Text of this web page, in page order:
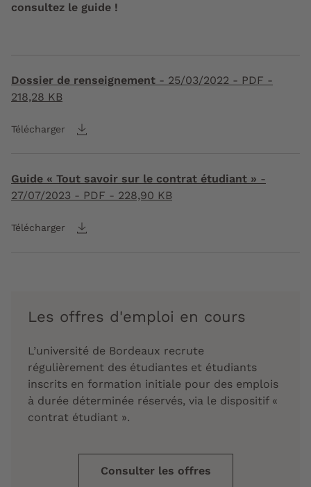
consultez le guide !
Dossier de renseignement - 25/03/2022 - PDF -
218,28 KB
Télécharger
Guide « Tout savoir sur le contrat étudiant » -
27/07/2023 - PDF - 228,90 KB
Télécharger
Les offres d'emploi en cours
L’université de Bordeaux recrute
régulièrement des étudiantes et étudiants
inscrits en formation initiale pour des emplois
à durée déterminée réservés, via le dispositif «
contrat étudiant ».
Consulter les offres